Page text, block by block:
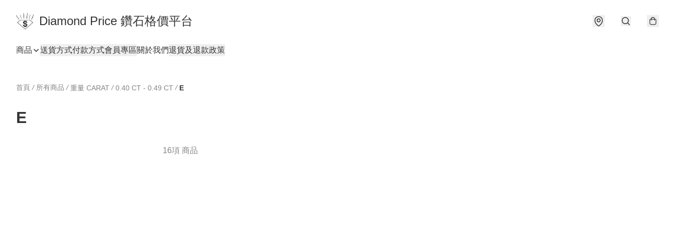
Diamond Price 鑽石格價平台
商品 送貨方式付款方式會員專區關於我們退貨及退款政策
首頁 / 所有商品 / 重量 CARAT / 0.40 CT - 0.49 CT / E
E
16項 商品